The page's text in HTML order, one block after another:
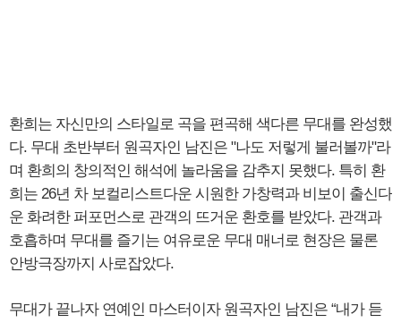
환희는 자신만의 스타일로 곡을 편곡해 색다른 무대를 완성했
다. 무대 초반부터 원곡자인 남진은 "나도 저렇게 불러볼까"라
며 환희의 창의적인 해석에 놀라움을 감추지 못했다. 특히 환
희는 26년 차 보컬리스트다운 시원한 가창력과 비보이 출신다
운 화려한 퍼포먼스로 관객의 뜨거운 환호를 받았다. 관객과
호흡하며 무대를 즐기는 여유로운 무대 매너로 현장은 물론
안방극장까지 사로잡았다.
무대가 끝나자 연예인 마스터이자 원곡자인 남진은 “내가 듣